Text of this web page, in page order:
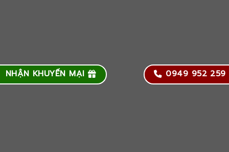
0949 952 259
NHẬN KHUYẾN MẠI